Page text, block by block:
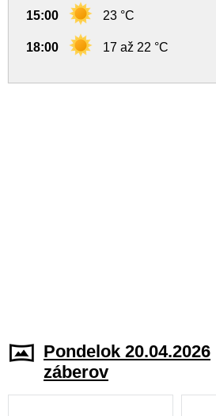
15:00 23 °C
18:00 17 až 22 °C
Pondelok 20.04.2026
záberov